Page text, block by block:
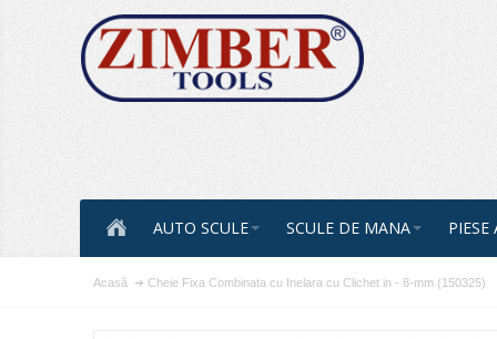
AUTO SCULE SCULE DE MANA
Acasă Cheie Fixa Combinata cu Inelara cu Clichet in - 8-mm (150325)